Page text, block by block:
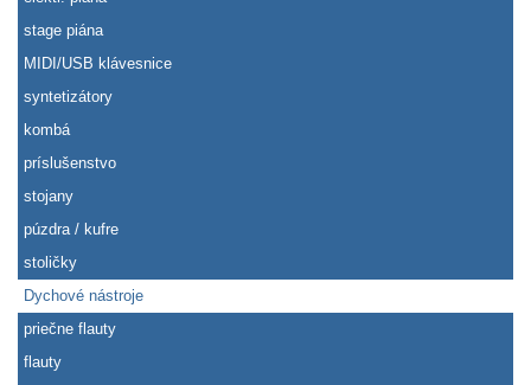
stage piána
MIDI/USB klávesnice
syntetizátory
kombá
príslušenstvo
stojany
púzdra / kufre
stoličky
Dychové nástroje
priečne flauty
flauty